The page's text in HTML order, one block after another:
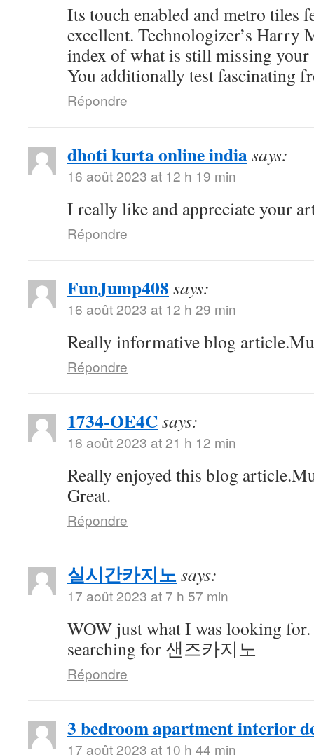
Its touch enabled and metro tiles
excellent. Technologizer’s Harry
index of what is still missing your
You additionally test fascinating
Répondre
dhoti kurta online indiasays:
16 août 2023 at 12 h 19 min
I really like and appreciate your
Répondre
FunJump408 says:
16 août 2023 at 12 h 29 min
Really informative blog
Répondre
1734-OE4Csays:
16 août 2023 at 21 h 12 min
Really enjoyed this blog
Great.
Répondre
실시간카지노says:
17 août 2023 at 7 h 57 min
WOW just what I was looking for.
searching for 샌즈카지노
Répondre
3 bedroom apartment interior
17 août 2023 at 10 h 44 min